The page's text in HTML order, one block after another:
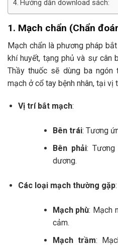
Hướng dẫn download sách:
1. Mạch chẩn (Chẩn
Mạch chẩn là phương pháp
khí huyết, tạng phủ và sự cân
Thầy thuốc sẽ dùng ba
mạch ở cổ tay bệnh nhân, tại vị
Vị trí bắt mạch:
Bên trái: Tương
Bên phải:
dương.
Các loại mạch thường gặp:
Mạch phù: Mạch
cảm.
Mạch trầm: